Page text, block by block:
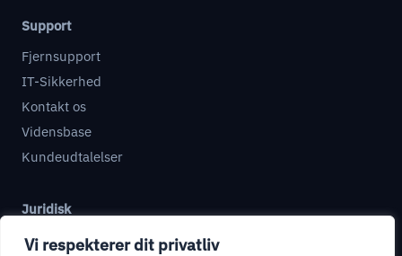
Vi respekterer dit privatliv
Support
Fjernsupport
IT-Sikkerhed
Kontakt os
Vidensbase
Kundeudtalelser
Juridisk
Databehandleraftale